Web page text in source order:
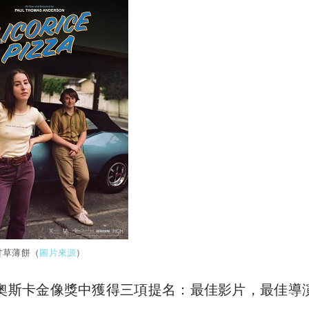
草薄餅（ 圖片來源）
卡金像獎中獲得三項提名：最佳影片，最佳導